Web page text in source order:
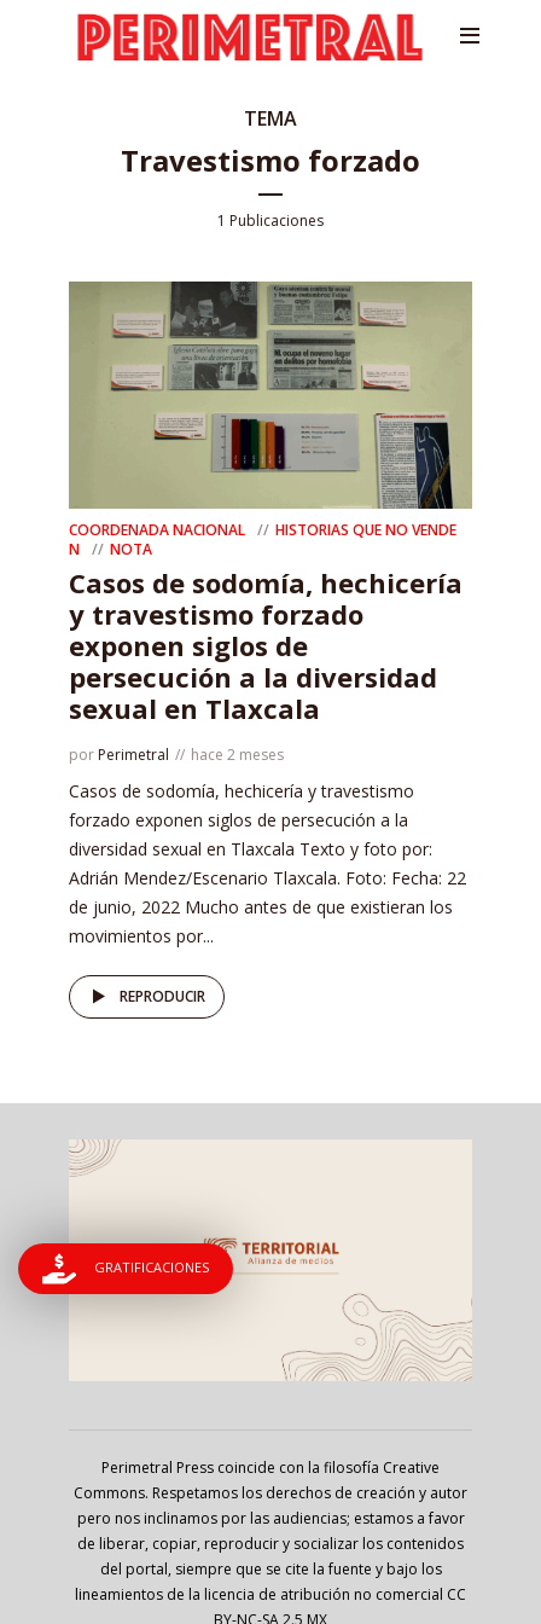
TEMA
Travestismo forzado
1 Publicaciones
COORDENADA NACIONAL
HISTORIAS QUE NO VENDE
N
NOTA
Casos de sodomía, hechicería
y travestismo forzado
exponen siglos de
persecución a la diversidad
sexual en Tlaxcala
por Perimetral hace 2 meses
Casos de sodomía, hechicería y travestismo
forzado exponen siglos de persecución a la
diversidad sexual en Tlaxcala Texto y foto por:
Adrián Mendez/Escenario Tlaxcala. Foto: Fecha: 22
de junio, 2022 Mucho antes de que existieran los
movimientos por...
REPRODUCIR
Perimetral Press coincide con la filosofía Creative
Commons. Respetamos los derechos de creación y autor
pero nos inclinamos por las audiencias; estamos a favor
de liberar, copiar, reproducir y socializar los contenidos
del portal, siempre que se cite la fuente y bajo los
lineamientos de la licencia de atribución no comercial CC
BY-NC-SA 2.5 MX
GRATIFICACIONES